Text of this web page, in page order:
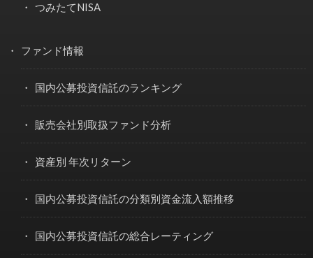
つみたてNISA
ファンド情報
国内公募投資信託のランキング
販売会社別取扱ファンド分析
資産別 年次リターン
国内公募投資信託の分類別資金流入額推移
国内公募投資信託の総合レーティング